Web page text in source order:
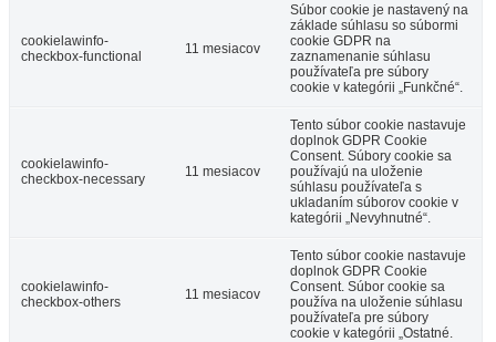
cookielawinfo-
checkbox-functional
11 mesiacov
Súbor cookie je nastavený na
základe súhlasu so súbormi
cookie GDPR na
zaznamenanie súhlasu
používateľa pre súbory
cookie v kategórii „Funkčné“.
cookielawinfo-
checkbox-necessary
11 mesiacov
Tento súbor cookie nastavuje
doplnok GDPR Cookie
Consent. Súbory cookie sa
používajú na uloženie
súhlasu používateľa s
ukladaním súborov cookie v
kategórii „Nevyhnutné“.
cookielawinfo-
checkbox-others
11 mesiacov
Tento súbor cookie nastavuje
doplnok GDPR Cookie
Consent. Súbor cookie sa
používa na uloženie súhlasu
používateľa pre súbory
cookie v kategórii „Ostatné.